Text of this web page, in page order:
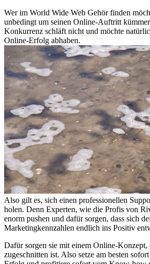
Wer im World Wide Web Gehör finden
unbedingt um seinen Online-Auftritt
Konkurrenz schläft nicht und möchte
Online-Erfolg abhaben.
Also gilt es, sich einen professionellen
holen. Denn Experten, wie die Profis von
enorm pushen und dafür sorgen, dass sich
Marketingkennzahlen endlich ins Positiv
Dafür sorgen sie mit einem Online-Konzept,
zugeschnitten ist. Also setze am besten